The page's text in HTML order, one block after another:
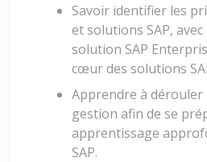
Savoir identifier les
et solutions SAP,
solution SAP
cœur des solutions
Apprendre à dérouler
gestion afin de se
apprentissage
SAP.